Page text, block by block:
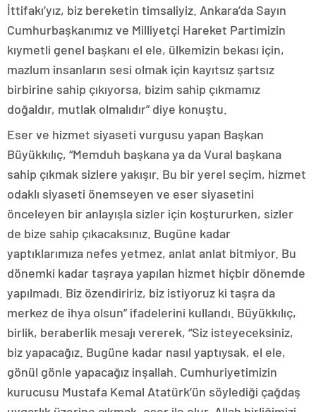
İttifakı’yız, biz bereketin timsaliyiz. Ankara’da Sayın
Cumhurbaşkanımız ve Milliyetçi Hareket Partimizin
kıymetli genel başkanı el ele, ülkemizin bekası için,
mazlum insanların sesi olmak için kayıtsız şartsız
birbirine sahip çıkıyorsa, bizim sahip çıkmamız
doğaldır, mutlak olmalıdır” diye konuştu.
Eser ve hizmet siyaseti vurgusu yapan Başkan
Büyükkılıç, “Memduh başkana ya da Vural başkana
sahip çıkmak sizlere yakışır. Bu bir yerel seçim, hizmet
odaklı siyaseti önemseyen ve eser siyasetini
önceleyen bir anlayışla sizler için koştururken, sizler
de bize sahip çıkacaksınız. Bugüne kadar
yaptıklarımıza nefes yetmez, anlat anlat bitmiyor. Bu
dönemki kadar taşraya yapılan hizmet hiçbir dönemde
yapılmadı. Biz özendiririz, biz istiyoruz ki taşra da
merkez de ihya olsun” ifadelerini kullandı. Büyükkılıç,
birlik, beraberlik mesajı vererek, “Siz isteyeceksiniz,
biz yapacağız. Bugüne kadar nasıl yaptıysak, el ele,
gönül gönle yapacağız inşallah. Cumhuriyetimizin
kurucusu Mustafa Kemal Atatürk’ün söylediği çağdaş